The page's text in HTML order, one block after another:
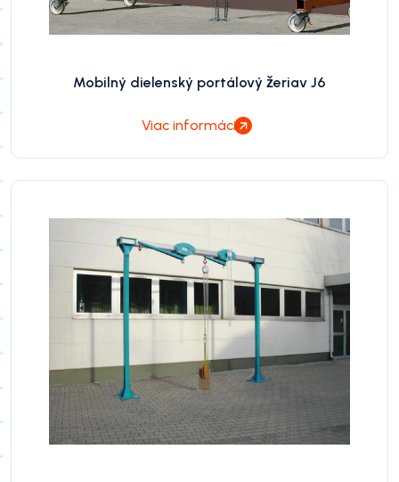
Mobilný dielenský portálový žeriav J6
Viac informácií